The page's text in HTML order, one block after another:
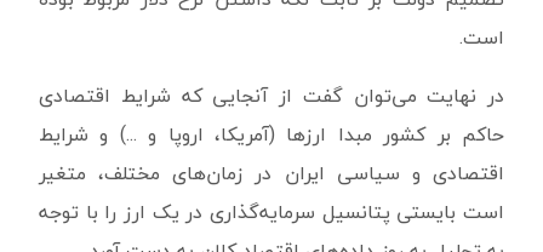
است.
در نهایت می‌توان گفت از آنجایی که شرایط اقتصادی
حاکم بر کشور مبدا ارزها (آمریکا، اروپا و ...) و شرایط
اقتصادی و سیاسی ایران در زمان‌های مختلف، متغیر
است بایستی پتانسیل سرمایه‌گذاری در یک ارز را با توجه